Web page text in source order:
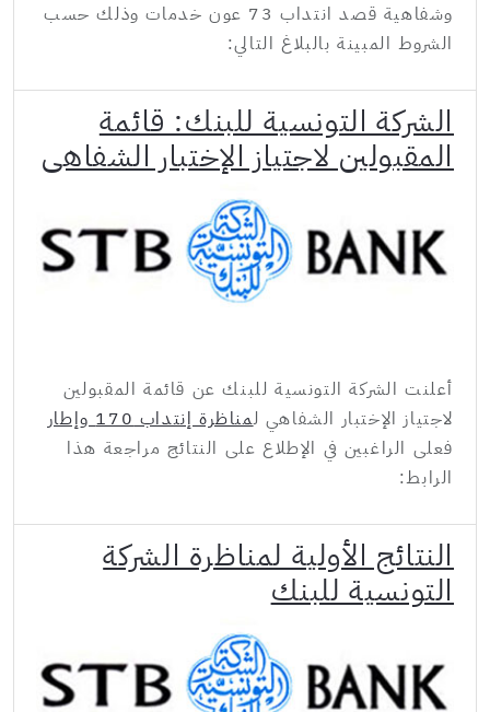
وشفاهية قصد انتداب 73 عون خدمات وذلك حسب
الشروط المبينة بالبلاغ التالي:
الشركة التونسية للبنك: قائمة
المقبولين لاجتياز الإختبار الشفاهي
أعلنت الشركة التونسية للبنك عن قائمة المقبولين
لاجتياز الإختبار الشفاهي لمناظرة إنتداب 170 وإطار
فعلى الراغبين في الإطلاع على النتائج مراجعة هذا
الرابط:
النتائج الأولية لمناظرة الشركة
التونسية للبنك